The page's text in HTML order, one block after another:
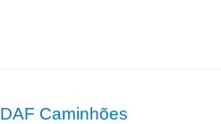
de Informática
Caminhões